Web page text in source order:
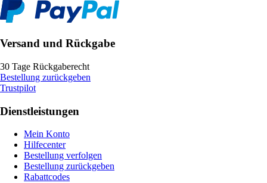
Versand und Rückgabe
30 Tage Rückgaberecht
Bestellung zurückgeben
Trustpilot
Dienstleistungen
Mein Konto
Hilfecenter
Bestellung verfolgen
Bestellung zurückgeben
Rabattcodes